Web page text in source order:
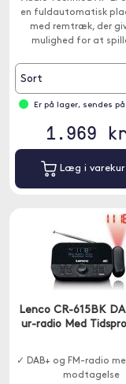
en fuldautomatisk
med remtræk, der
mulighed for at
hovedtelefoner,
højttalere eller en
med Bluetooth.
Sort
Er på lager, sendes
1.969
Læg i
Lenco CR-615BK
ur-radio Med
✓ DAB+ og FM-radio
modtagelse